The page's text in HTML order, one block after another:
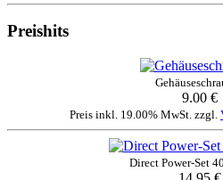
Preishits
9.00 €
Preis inkl. 19.00% MwSt. zzgl.
Direct Power-Set